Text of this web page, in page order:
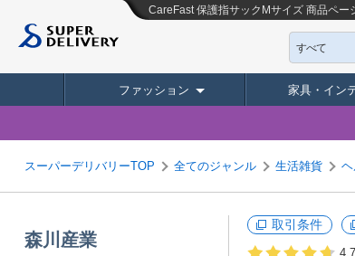
CareFast 保護指サックMサイズ 商品ペー
すべて
ファッション 家具・イン
スーパーデリバリーTOP 全てのジャンル 生活雑貨
森川産業
取引条件
4.7